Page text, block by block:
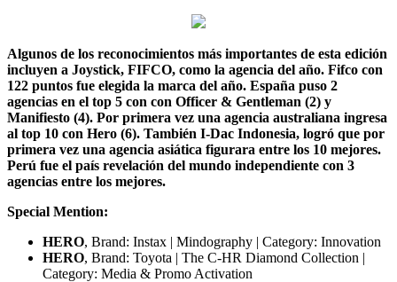
Algunos de los reconocimientos más importantes de esta edición
incluyen a Joystick, FIFCO, como la agencia del año. Fifco con
122 puntos fue elegida la marca del año. España puso 2
agencias en el top 5 con con Officer & Gentleman (2) y
Manifiesto (4). Por primera vez una agencia australiana ingresa
al top 10 con Hero (6). También I-Dac Indonesia, logró que por
primera vez una agencia asiática figurara entre los 10 mejores.
Perú fue el país revelación del mundo independiente con 3
agencias entre los mejores.
Special Mention:
HERO, Brand: Instax | Mindography | Category: Innovation
HERO, Brand: Toyota | The C-HR Diamond Collection |
Category: Media & Promo Activation